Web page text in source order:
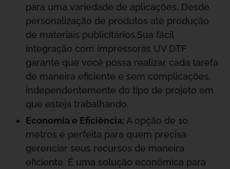
para uma variedade de aplicações. Desde
personalização de produtos até produção
de materiais publicitários.Sua fácil
integração com impressoras UV DTF
garante que você possa realizar cada tarefa
de maneira eficiente e sem complicações,
independentemente do tipo de projeto em
que esteja trabalhando.
Economia e Eficiência: A opção de 10
metros é perfeita para quem precisa
gerenciar seus recursos de maneira
eficiente. É uma solução econômica para